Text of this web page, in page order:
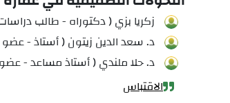
زكريا بزي ( دكتوراه - طالب
د. سعد الدين زيتون ( أستاذ -
د. حلا ملندي ( أستاذ مساعد -
الاقتباس